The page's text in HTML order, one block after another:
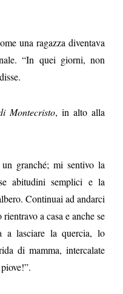
una ragazza diventava
“In quei giorni, non
Montecristo, in alto alla
granché; mi sentivo la
abitudini semplici e la
Continuai ad andarci
a casa e anche se
a lasciare la quercia, lo
di mamma, intercalate